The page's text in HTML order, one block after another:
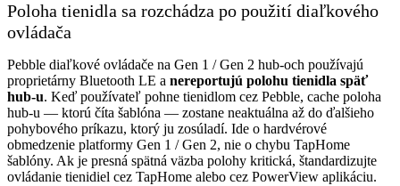
Poloha tienidla sa rozchádza po použití diaľkového
ovládača
Pebble diaľkové ovládače na Gen 1 / Gen 2 hub-och používajú
proprietárny Bluetooth LE a nereportujú polohu tienidla späť
hub-u. Keď používateľ pohne tienidlom cez Pebble, cache poloha
hub-u — ktorú číta šablóna — zostane neaktuálna až do ďalšieho
pohybového príkazu, ktorý ju zosúladí. Ide o hardvérové
obmedzenie platformy Gen 1 / Gen 2, nie o chybu TapHome
šablóny. Ak je presná spätná väzba polohy kritická, štandardizujte
ovládanie tienidiel cez TapHome alebo cez PowerView aplikáciu.